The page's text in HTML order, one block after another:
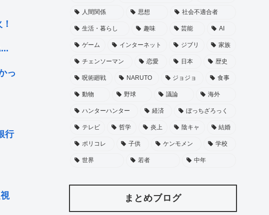
っ
行
人間関係 思想 社会不適合者
生活・暮らし 趣味 芸能 AI
ゲーム インターネット ジブリ 家族
チェンソーマン 恋愛 日本 歴史
呪術廻戦 NARUTO ジョジョ 食事
動物 野球 議論 海外
ハンターハンター 経済 ぼっちざろっく
テレビ 哲学 炎上 陰キャ 結婚
ポリコレ 子供 ケンモメン 学校
世界 若者 中年
まとめブログ